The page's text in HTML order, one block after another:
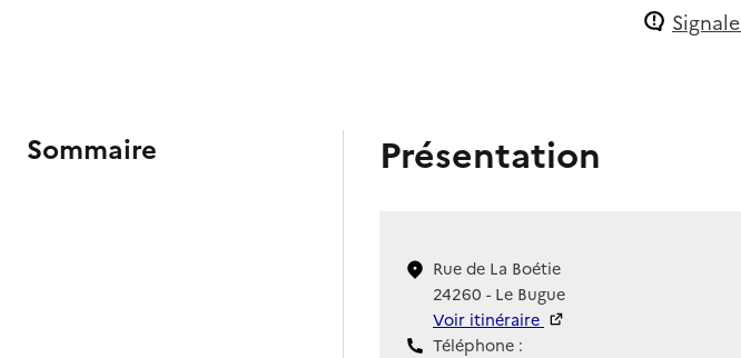
Sommaire Présentation
Rue de La Boétie
24260 - Le Bugue
Voir itinéraire
Téléphone :